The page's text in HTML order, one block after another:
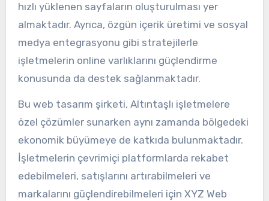
hızlı yüklenen sayfaların oluşturulması yer
almaktadır. Ayrıca, özgün içerik üretimi ve sosyal
medya entegrasyonu gibi stratejilerle
işletmelerin online varlıklarını güçlendirme
konusunda da destek sağlanmaktadır.
Bu web tasarım şirketi, Altıntaşlı işletmelere
özel çözümler sunarken aynı zamanda bölgedeki
ekonomik büyümeye de katkıda bulunmaktadır.
İşletmelerin çevrimiçi platformlarda rekabet
edebilmeleri, satışlarını artırabilmeleri ve
markalarını güçlendirebilmeleri için XYZ Web